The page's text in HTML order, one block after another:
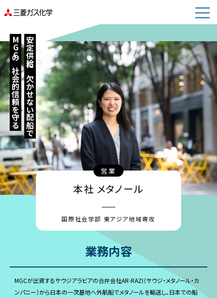
安定供給に欠かせない配船で
MGCの社会的信頼を守る
営業
本社 メタノール
国際社会学部 東アジア地域専攻
業務内容
MGCが出資するサウジアラビアの合弁会社AR-RAZI（サウジ・メタノール・カ
ンパニー）から日本の一次基地へ外航船でメタノールを輸送し、日本での船